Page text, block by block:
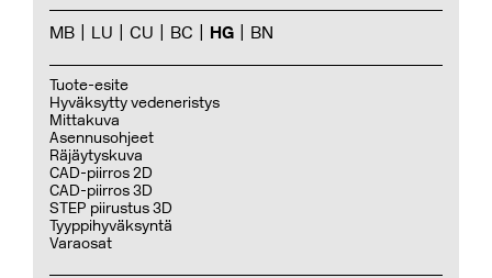
MB LU CU BC HG BN
Tuote-esite
Hyväksytty vedeneristys
Mittakuva
Asennusohjeet
Räjäytyskuva
CAD-piirros 2D
CAD-piirros 3D
STEP piirustus 3D
Tyyppihyväksyntä
Varaosat